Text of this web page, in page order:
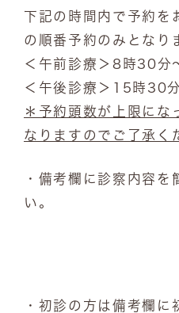
下記の時間内で予約を
の順番予約のみとなり
＜午前診療＞8時30分
＜午後診療＞15時30
＊予約頭数が上限にな
なりますのでご了承く
・備考欄に診察内容を
い。
・初診の方は備考欄に